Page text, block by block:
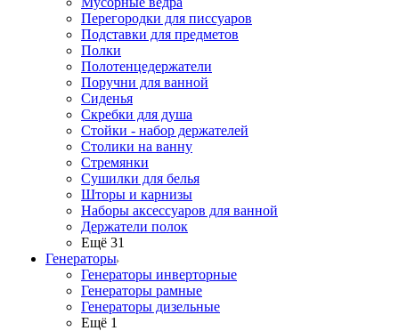
Перегородки для писсуаров
Подставки для предметов
Полки
Полотенцедержатели
Поручни для ванной
Сиденья
Скребки для душа
Стойки - набор держателей
Столики на ванну
Стремянки
Сушилки для белья
Шторы и карнизы
Наборы аксессуаров для ванной
Держатели полок
Ещё 31
Генераторы
Генераторы инверторные
Генераторы рамные
Генераторы дизельные
Ещё 1